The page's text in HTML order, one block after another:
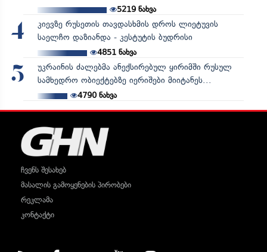
5219ნახვა
4
კიევზე რუსეთის თავდასხმის დროს ლიეტუვის
საელჩო დაზიანდა - კესტუტის ბუდრისი
4851ნახვა
5
უკრაინის ძალებმა ანექსირებულ ყირიმში რუსულ
სამხედრო ობიექტებზე იერიშები მიიტანეს...
4790ნახვა
ჩვენს შესახებ
მასალის გამოყენების პირობები
რეკლამა
კონტაქტი